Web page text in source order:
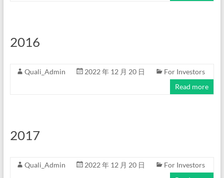
2016
Quali_Admin 2022 年 12 月 20 日
For Investors
Read more
2017
Quali_Admin 2022 年 12 月 20 日
For Investors